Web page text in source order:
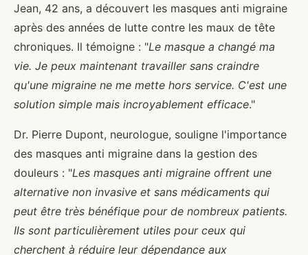
Jean, 42 ans, a découvert les masques anti migraine
après des années de lutte contre les maux de tête
chroniques. Il témoigne : "Le masque a changé ma
vie. Je peux maintenant travailler sans craindre
qu'une migraine ne me mette hors service. C'est une
solution simple mais incroyablement efficace."
Dr. Pierre Dupont, neurologue, souligne l'importance
des masques anti migraine dans la gestion des
douleurs : "Les masques anti migraine offrent une
alternative non invasive et sans médicaments qui
peut être très bénéfique pour de nombreux patients.
Ils sont particulièrement utiles pour ceux qui
cherchent à réduire leur dépendance aux